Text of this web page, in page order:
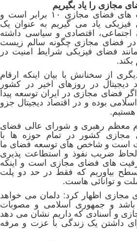
مجازی را یاد بگیریم
وی تصریح کرد: آسیب های فضای مجازی ۱۰ برابر است و
یاد می گیریم به عنوان یک
اقتصادی و سیاسی داشته
در فضای مجازی چگونه سالم زیست
فضای فیزیکی شرایط
امنیت در
بکند.
از سخنانش با بیان اینکه ارقام
دیجیتال در روزهای اخیر در کشور
فضای مجازی در ایران توسعه پیدا
بوده و در اقتصاد دیجیتال جزو
هستیم.
معظم رهبری و شورای عالی فضای
مجازی کشور در تمام حوزه ها با
است و شاخص های توسعه فضای ما
ضریب نفوذ و استطاعت پذیری
های فضای مجازی است و اینکه
سطح بیاوریم که فقط در حد دو پلت
و توانائی هاست.
اظهار کرد: دلمان می خواهد
و جمهوری اسلامی و مصوبات
و اسنادی که داریم نشان می دهد
داشتن یک زندگی با عزت و مرفه